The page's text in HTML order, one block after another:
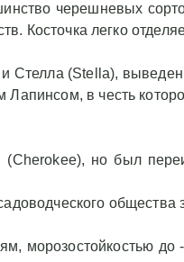
черешневых
Косточка легко
Стелла (Stella),
в честь
но был
общества
морозостойкостью